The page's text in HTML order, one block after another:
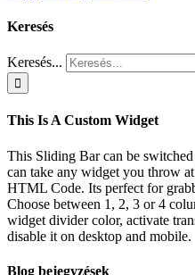
Keresés
Keresés...
This Is A Custom Widget
This Sliding Bar can be
can take any widget you throw
HTML Code. Its perfect for
Choose between 1, 2, 3 or 4
widget divider color, activate
disable it on desktop and mobile.
Blog bejegyzések